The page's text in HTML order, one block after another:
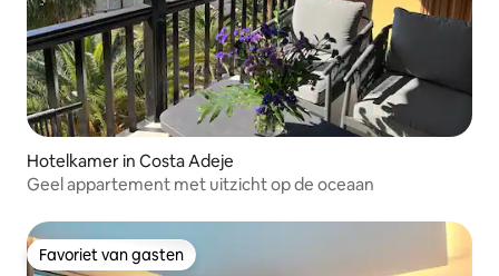
Hotelkamer in Costa Adeje
Geel appartement met uitzicht op de oceaan
Favoriet van gasten
Favoriet van gasten